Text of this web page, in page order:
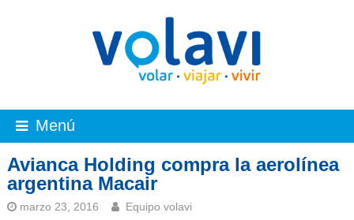
Menú
Avianca Holding compra la aerolínea
argentina Macair
marzo 23, 2016 Equipo volavi